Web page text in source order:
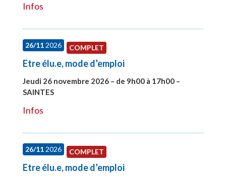
Infos
26/112026 COMPLET
Etre élu.e, mode d’emploi
Jeudi 26 novembre 2026 – de 9h00 à 17h00 –
SAINTES
Infos
26/112026 COMPLET
Etre élu.e, mode d’emploi